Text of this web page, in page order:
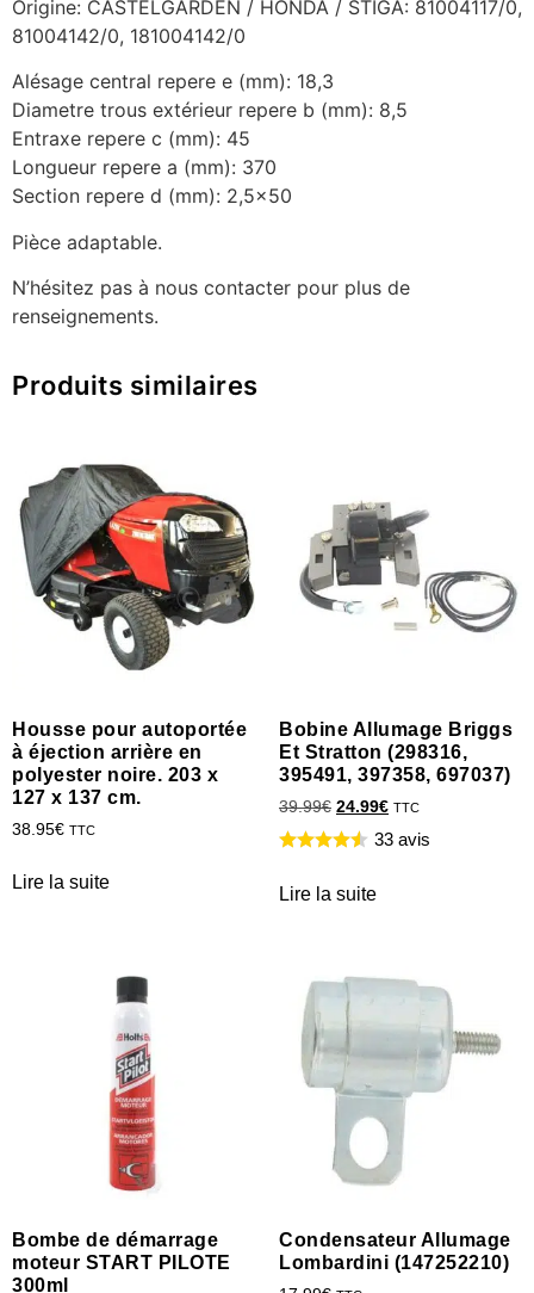
Origine: CASTELGARDEN / HONDA / STIGA: 81004117/0,
81004142/0, 181004142/0
Alésage central repere e (mm): 18,3
Diametre trous extérieur repere b (mm): 8,5
Entraxe repere c (mm): 45
Longueur repere a (mm): 370
Section repere d (mm): 2,5×50
Pièce adaptable.
N’hésitez pas à nous contacter pour plus de
renseignements.
Produits similaires
Housse pour autoportée
à éjection arrière en
polyester noire. 203 x
127 x 137 cm.
38.95€ TTC
Lire la suite
Bobine Allumage Briggs
Et Stratton (298316,
395491, 397358, 697037)
39.99€ 24.99€ TTC
33 avis
Lire la suite
Bombe de démarrage
moteur START PILOTE
300ml
Condensateur Allumage
Lombardini (147252210)